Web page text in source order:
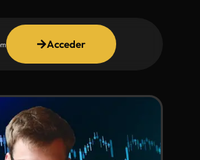
Acceder